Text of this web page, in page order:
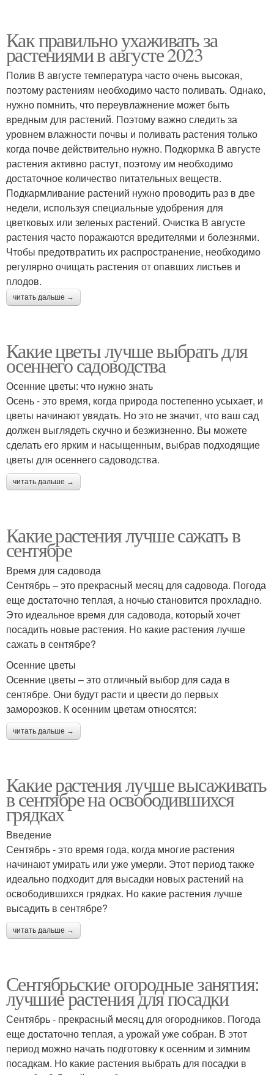
Как правильно ухаживать за
растениями в августе 2023
Полив В августе температура часто очень высокая,
поэтому растениям необходимо часто поливать. Однако,
нужно помнить, что переувлажнение может быть
вредным для растений. Поэтому важно следить за
уровнем влажности почвы и поливать растения только
когда почве действительно нужно. Подкормка В августе
растения активно растут, поэтому им необходимо
достаточное количество питательных веществ.
Подкармливание растений нужно проводить раз в две
недели, используя специальные удобрения для
цветковых или зеленых растений. Очистка В августе
растения часто поражаются вредителями и болезнями.
Чтобы предотвратить их распространение, необходимо
регулярно очищать растения от опавших листьев и
плодов.
читать дальше →
Какие цветы лучше выбрать для
осеннего садоводства
Осенние цветы: что нужно знать
Осень - это время, когда природа постепенно усыхает, и
цветы начинают увядать. Но это не значит, что ваш сад
должен выглядеть скучно и безжизненно. Вы можете
сделать его ярким и насыщенным, выбрав подходящие
цветы для осеннего садоводства.
читать дальше →
Какие растения лучше сажать в
сентябре
Время для садовода
Сентябрь – это прекрасный месяц для садовода. Погода
еще достаточно теплая, а ночью становится прохладно.
Это идеальное время для садовода, который хочет
посадить новые растения. Но какие растения лучше
сажать в сентябре?
Осенние цветы
Осенние цветы – это отличный выбор для сада в
сентябре. Они будут расти и цвести до первых
заморозков. К осенним цветам относятся:
читать дальше →
Какие растения лучше высаживать
в сентябре на освободившихся
грядках
Введение
Сентябрь - это время года, когда многие растения
начинают умирать или уже умерли. Этот период также
идеально подходит для высадки новых растений на
освободившихся грядках. Но какие растения лучше
высадить в сентябре?
читать дальше →
Сентябрьские огородные занятия:
лучшие растения для посадки
Сентябрь - прекрасный месяц для огородников. Погода
еще достаточно теплая, а урожай уже собран. В этот
период можно начать подготовку к осенним и зимним
посадкам. Но какие растения выбрать для посадки в